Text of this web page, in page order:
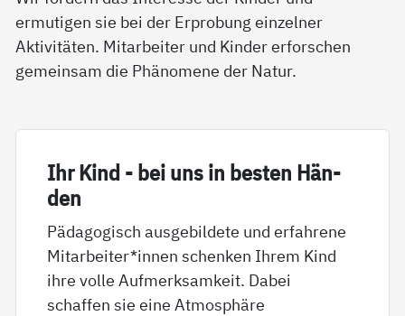
ermutigen sie bei der Erprobung einzelner
Aktivitäten. Mitarbeiter und Kinder erforschen
gemeinsam die Phänomene der Natur.
Ihr Kind - bei uns in bes­ten Hän­
den
Pädagogisch ausgebildete und erfahrene
Mitarbeiter*innen schenken Ihrem Kind
ihre volle Aufmerksamkeit. Dabei
schaffen sie eine Atmosphäre